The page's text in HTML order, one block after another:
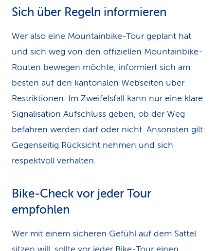
Sich über Regeln informieren
Wer also eine Mountainbike-Tour geplant hat
und sich weg von den offiziellen Mountainbike-
Routen bewegen möchte, informiert sich am
besten auf den kantonalen Webseiten über
Restriktionen. Im Zweifelsfall kann nur eine klare
Signalisation Aufschluss geben, ob der Weg
befahren werden darf oder nicht. Ansonsten gilt:
Gegenseitig Rücksicht nehmen und sich
respektvoll verhalten.
Bike-Check vor jeder Tour
empfohlen
Wer mit einem sicheren Gefühl auf dem Sattel
sitzen will, sollte vor jeder Bike-Tour einen